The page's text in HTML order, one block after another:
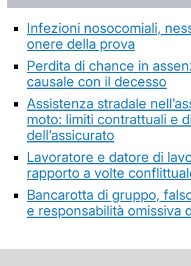
Infezioni nosocomiali,
onere della prova
Perdita di chance in
causale con il decesso
Assistenza stradale
moto: limiti contrattuali e
dell’assicurato
Lavoratore e datore di
rapporto a volte
Bancarotta di gruppo,
e responsabilità omissiva